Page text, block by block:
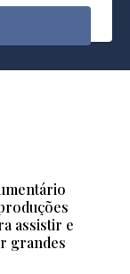
assistir e
grandes